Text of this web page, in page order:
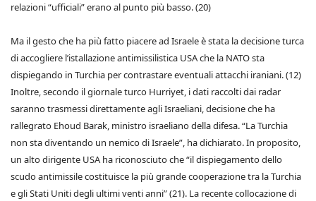
relazioni “ufficiali” erano al punto più basso. (20)
Ma il gesto che ha più fatto piacere ad Israele è stata la decisione turca
di accogliere l’istallazione antimissilistica USA che la NATO sta
dispiegando in Turchia per contrastare eventuali attacchi iraniani. (12)
Inoltre, secondo il giornale turco Hurriyet, i dati raccolti dai radar
saranno trasmessi direttamente agli Israeliani, decisione che ha
rallegrato Ehoud Barak, ministro israeliano della difesa. “La Turchia
non sta diventando un nemico di Israele”, ha dichiarato. In proposito,
un alto dirigente USA ha riconosciuto che “il dispiegamento dello
scudo antimissile costituisce la più grande cooperazione tra la Turchia
e gli Stati Uniti degli ultimi venti anni” (21). La recente collocazione di